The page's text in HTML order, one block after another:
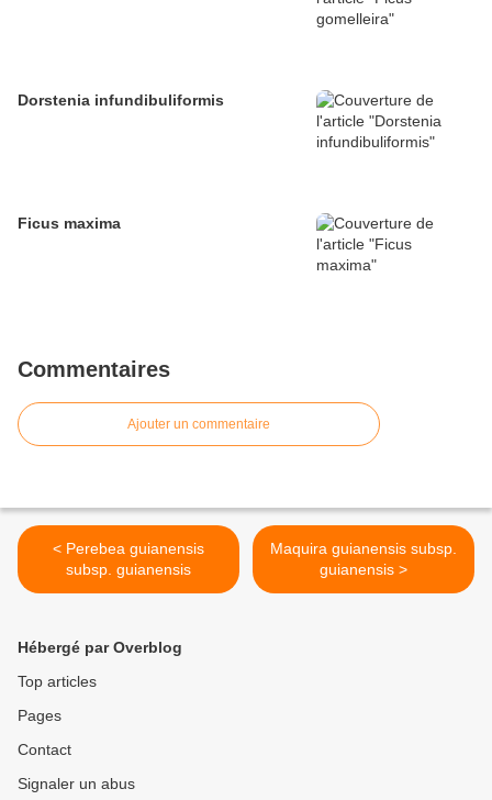
Dorstenia infundibuliformis
Ficus maxima
Commentaires
Ajouter un commentaire
< Perebea guianensis
subsp. guianensis
Maquira guianensis subsp.
guianensis >
Hébergé par Overblog
Top articles
Pages
Contact
Signaler un abus